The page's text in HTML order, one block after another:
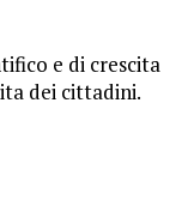
e di crescita
dei cittadini.